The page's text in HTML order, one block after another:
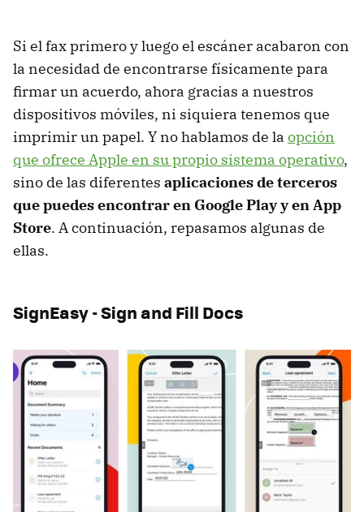
Si el fax primero y luego el escáner acabaron con
la necesidad de encontrarse físicamente para
firmar un acuerdo, ahora gracias a nuestros
dispositivos móviles, ni siquiera tenemos que
imprimir un papel. Y no hablamos de la opción
que ofrece Apple en su propio sistema operativo,
sino de las diferentes aplicaciones de terceros
que puedes encontrar en Google Play y en App
Store. A continuación, repasamos algunas de
ellas.
SignEasy - Sign and Fill Docs